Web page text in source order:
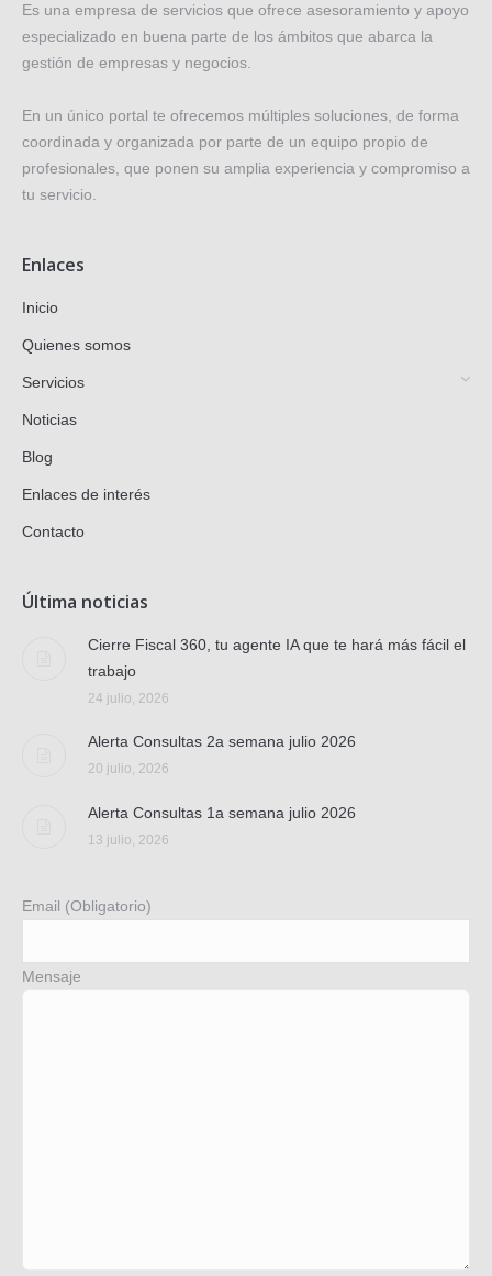
Es una empresa de servicios que ofrece asesoramiento y apoyo
especializado en buena parte de los ámbitos que abarca la
gestión de empresas y negocios.
En un único portal te ofrecemos múltiples soluciones, de forma
coordinada y organizada por parte de un equipo propio de
profesionales, que ponen su amplia experiencia y compromiso a
tu servicio.
Enlaces
Inicio
Quienes somos
Servicios
Noticias
Blog
Enlaces de interés
Contacto
Última noticias
Cierre Fiscal 360, tu agente IA que te hará más fácil el
trabajo
24 julio, 2026
Alerta Consultas 2a semana julio 2026
20 julio, 2026
Alerta Consultas 1a semana julio 2026
13 julio, 2026
Email (Obligatorio)
Mensaje